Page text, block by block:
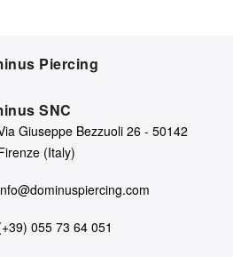
Piercing
SNC
Giuseppe Bezzuoli 26 - 50142
(Italy)
055 73 64 051